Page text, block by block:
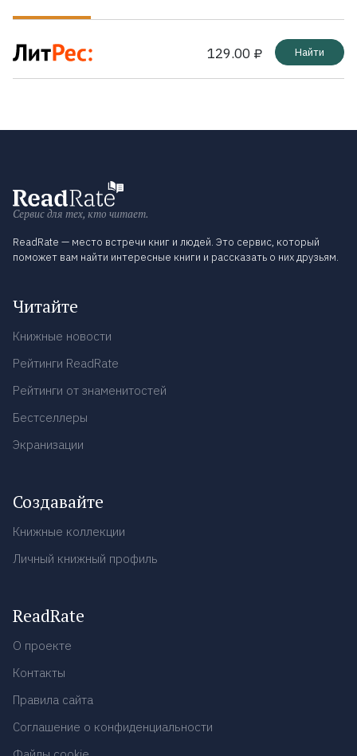
129.00 ₽ Найти
Сервис для тех, кто читает.
ReadRate — место встречи книг и людей. Это сервис, который
поможет вам найти интересные книги и рассказать о них друзьям.
Читайте
Книжные новости
Рейтинги ReadRate
Рейтинги от знаменитостей
Бестселлеры
Экранизации
Создавайте
Книжные коллекции
Личный книжный профиль
ReadRate
О проекте
Контакты
Правила сайта
Соглашение о конфиденциальности